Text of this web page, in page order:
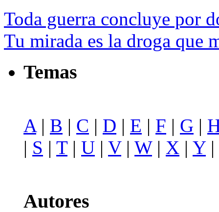
Toda guerra concluye por
Tu mirada es la droga que
Temas
A| B | C | D | E | F | G |
| S | T| U | V| W| X | Y|
Autores